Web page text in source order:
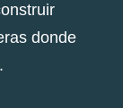
donde